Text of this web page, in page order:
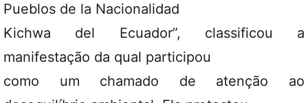
Pueblos de la Nacionalidad
Kichwa del Ecuador”, classificou a
manifestação da qual participou
como um chamado de atenção ao